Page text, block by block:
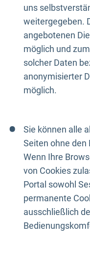
uns
weitergegeben.
angebotenen
möglich und
solcher Daten
anonymisierter
möglich.
Sie können alle
Seiten ohne den
Wenn Ihre
von Cookies
Portal sowohl
permanente
ausschließlich